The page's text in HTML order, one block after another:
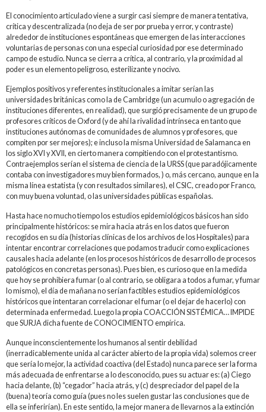
El conocimiento articulado viene a surgir casi siempre de manera tentativa,
crítica y descentralizada (no deja de ser por prueba y error, y contraste)
alrededor de instituciones espontáneas que emergen de las interacciones
voluntarias de personas con una especial curiosidad por ese determinado
campo de estudio. Nunca se cierra a crítica, al contrario, y la proximidad al
poder es un elemento peligroso, esterilizante y nocivo.
Ejemplos positivos y referentes institucionales a imitar serían las
universidades británicas como la de Cambridge (un acumulo o agregación de
instituciones diferentes, en realidad), que surgió precisamente de un grupo de
profesores críticos de Oxford (y de ahí la rivalidad intrínseca en tanto que
instituciones autónomas de comunidades de alumnos y profesores, que
compiten por ser mejores); e incluso la misma Universidad de Salamanca en
los siglo XVI y XVII, en cierto manera compitiendo con el protestantismo.
Contraejemplos serían el sistema de ciencia de la URSS (que paradójicamente
contaba con investigadores muy bien formados, ) o, más cercano, aunque en la
misma línea estatista (y con resultados similares), el CSIC, creado por Franco,
con muy buena voluntad, o las universidades públicas españolas.
Hasta hace no mucho tiempo los estudios epidemiológicos básicos han sido
principalmente históricos: se mira hacia atrás en los datos que fueron
recogidos en su día (historias clínicas de los archivos de los Hospitales) para
intentar encontrar correlaciones que podamos traducir como explicaciones
causales hacia adelante (en los procesos históricos de desarrollo de procesos
patológicos en concretas personas). Pues bien, es curioso que en la medida
que hoy se prohibiera fumar (o al contrario, se obligara a todos a fumar, y fumar
lo mismo), el día de mañana no serían factibles estudios epidemiológicos
históricos que intentaran correlacionar el fumar (o el dejar de hacerlo) con
determinada enfermedad. Luego la propia COACCIÓN SISTÉMICA… IMPIDE
que SURJA dicha fuente de CONOCIMIENTO empírica.
Aunque inconscientemente los humanos al sentir debilidad
(inerradicablemente unida al carácter abierto de la propia vida) solemos creer
que sería lo mejor, la actividad coactiva (del Estado) nunca parece ser la forma
más adecuada de enfrentarse a lo desconocido, pues su actuar es: (a) Ciego
hacia delante, (b) “cegador” hacia atrás, y (c) despreciador del papel de la
(buena) teoría como guía (pues no les suelen gustar las conclusiones que de
ella se inferirían). En este sentido, la mejor manera de llevarnos a la extinción